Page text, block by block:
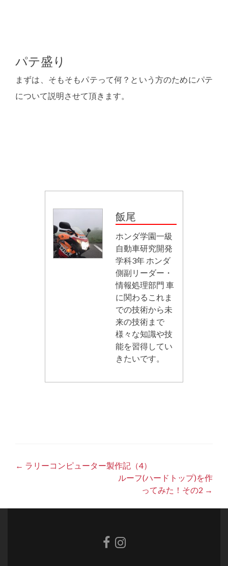
パテ盛り
まずは、そもそもパテって何？という方のためにパテ
について説明させて頂きます。
飯尾
ホンダ学園一級
自動車研究開発
学科3年 ホンダ
側副リーダー・
情報処理部門 車
に関わるこれま
での技術から未
来の技術まで
様々な知識や技
能を習得してい
きたいです。
Post
← ラリーコンピューター製作記（4）
ルーフ(ハードトップ)を作
ってみた！その2 →
Facebook
Instagram